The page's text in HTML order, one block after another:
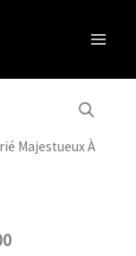
Majestueux À